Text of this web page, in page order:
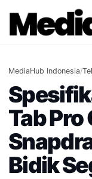
content
MediaHub Indonesia/
Tab Pro
Bidik